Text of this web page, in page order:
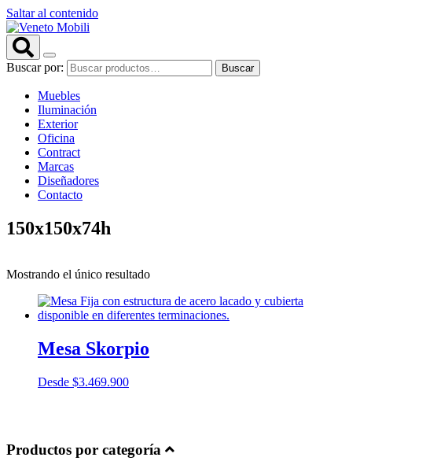
Saltar al contenido
Buscar por: Buscar
Muebles
Iluminación
Exterior
Oficina
Contract
Marcas
Diseñadores
Contacto
150x150x74h
Mostrando el único resultado
Mesa Skorpio
Desde $3.469.900
Productos por categoría